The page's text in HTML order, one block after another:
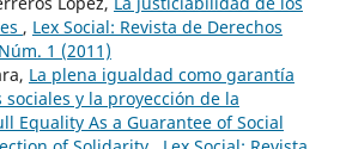
, Lex Social: Revista de Derechos
1 (2011)
La plena igualdad como garantía
y la proyección de la
Equality As a Guarantee of Social